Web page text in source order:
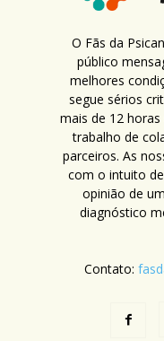
O Fãs da
público
melhores
segue sérios
mais de 12
trabalho de
parceiros. As
com o intuito
opinião de
diagnóstico
Contato: